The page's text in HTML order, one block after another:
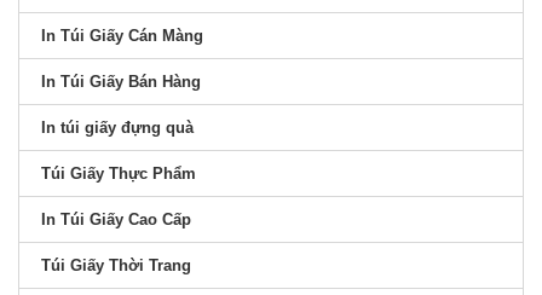
In Túi Giấy Cán Màng
In Túi Giấy Bán Hàng
In túi giấy đựng quà
Túi Giấy Thực Phẩm
In Túi Giấy Cao Cấp
Túi Giấy Thời Trang